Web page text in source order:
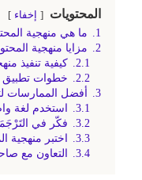
المحتويات إخفاء
1.
ما هي منهجية
2.
مزايا منهجية
2.1.
كيفية تنفيذ
2.2.
خطوات تطبيق
3.
أفضل الممارسات
3.1.
استخدم لغة
3.2.
فكّر في
3.3.
اختبر منهجية
3.4.
التعاون مع